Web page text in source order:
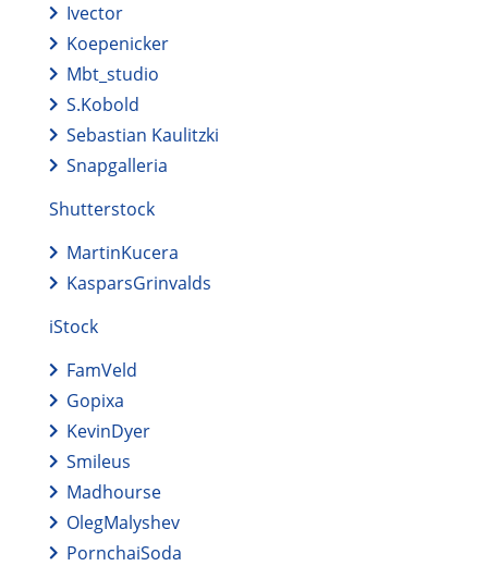
Ivector
Koepenicker
Mbt_studio
S.Kobold
Sebastian Kaulitzki
Snapgalleria
Shutterstock
MartinKucera
KasparsGrinvalds
iStock
FamVeld
Gopixa
KevinDyer
Smileus
Madhourse
OlegMalyshev
PornchaiSoda